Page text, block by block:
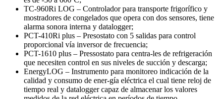
TC-960Ri LOG – Controlador para transporte frigorífico y
mostradores de congelados que opera con dos sensores, tiene
alarma sonora interna y datalogger;
PCT-410Ri plus – Presostato con 5 salidas para control
proporcional vía inversor de frecuencia;
PCT-1610 plus – Pressostato para centra-les de refrigeración
que necesiten control en sus niveles de succión y descarga;
EnergyLOG – Instrumento para monitoreo indicación de la
calidad y consumo de ener-gía eléctrica el cual tiene reloj de
tiempo real y datalogger capaz de almacenar los valores